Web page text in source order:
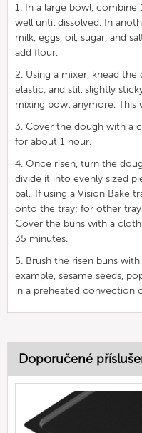
1. In a large bowl,
well until dissolved. In
milk, eggs, oil, sugar, and
add flour.
2. Using a mixer, knead
elastic, and still slightly
mixing bowl anymore. This
3. Cover the dough with a
for about 1 hour.
4. Once risen, turn the
divide it into evenly sized
ball. If using a Vision Bake
onto the tray; for other
Cover the buns with a
35 minutes.
5. Brush the risen buns
example, sesame seeds,
in a preheated convection
Doporučené